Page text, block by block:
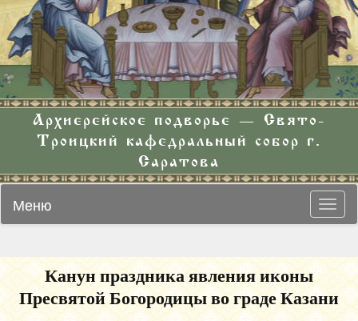
Архиерейское подворье — Свято-
Троицкий кафедральный собор г.
Саратова
Меню
Канун праздника явления иконы
Пресвятой Богородицы во граде Казани